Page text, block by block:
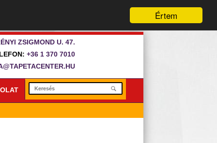
Értem
ZSIGMOND U. 47.
+36 1 370 7010